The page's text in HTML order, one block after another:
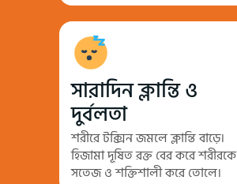
সারাদিন ক্লান্তি ও
দুর্বলতা
শরীরে টক্সিন জমলে ক্লান্তি বাড়ে।
হিজামা দূষিত রক্ত বের করে শরীরকে
সতেজ ও শক্তিশালী করে তোলে।